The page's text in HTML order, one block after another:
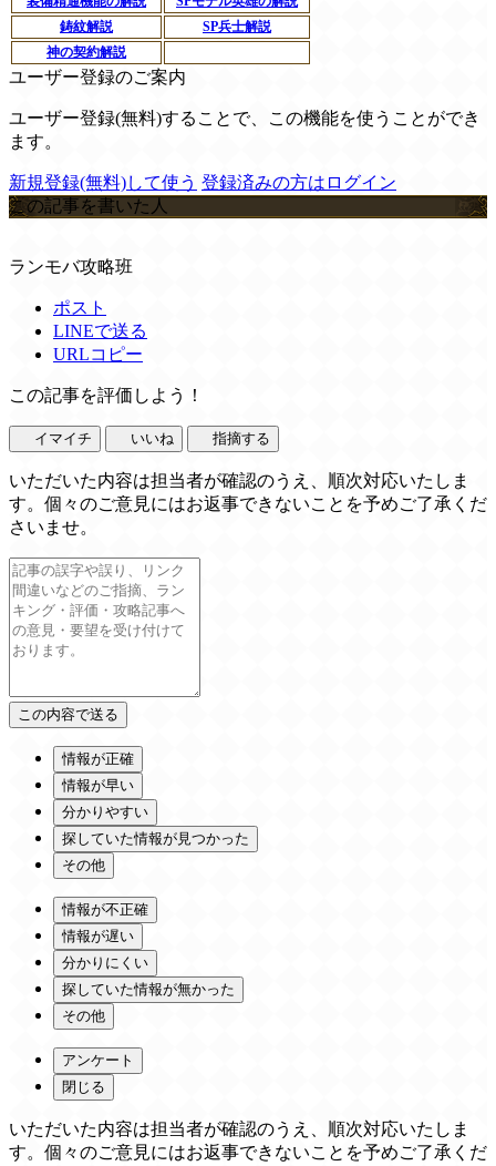
鋳紋解説
SP兵士解説
神の契約解説
ユーザー登録のご案内
ユーザー登録(無料)することで、この機能を使うことができ
ます。
新規登録(無料)して使う 登録済みの方はログイン
この記事を書いた人
ランモバ攻略班
ポスト
LINEで送る
URLコピー
この記事を評価しよう！
イマイチ いいね 指摘する
いただいた内容は担当者が確認のうえ、順次対応いたしま
す。個々のご意見にはお返事できないことを予めご了承くだ
さいませ。
情報が正確
情報が早い
分かりやすい
探していた情報が見つかった
その他
情報が不正確
情報が遅い
分かりにくい
探していた情報が無かった
その他
アンケート
閉じる
いただいた内容は担当者が確認のうえ、順次対応いたしま
す。個々のご意見にはお返事できないことを予めご了承くだ